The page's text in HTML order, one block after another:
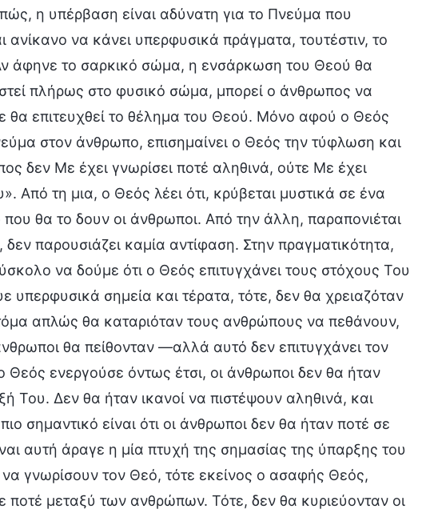
η υπέρβαση είναι αδύνατη για το Πνεύμα που
ανίκανο να κάνει υπερφυσικά πράγματα, τουτέστιν, το
άφηνε το σαρκικό σώμα, η ενσάρκωση του Θεού θα
πλήρως στο φυσικό σώμα, μπορεί ο άνθρωπος να
θα επιτευχθεί το θέλημα του Θεού. Μόνο αφού ο Θεός
στον άνθρωπο, επισημαίνει ο Θεός την τύφλωση και
δεν Με έχει γνωρίσει ποτέ αληθινά, ούτε Με έχει
Από τη μια, ο Θεός λέει ότι, κρύβεται μυστικά σε ένα
θα το δουν οι άνθρωποι. Από την άλλη, παραπονιέται
παρουσιάζει καμία αντίφαση. Στην πραγματικότητα,
να δούμε ότι ο Θεός επιτυγχάνει τους στόχους Του
υπερφυσικά σημεία και τέρατα, τότε, δεν θα χρειαζόταν
απλώς θα καταριόταν τους ανθρώπους να πεθάνουν,
θα πείθονταν —αλλά αυτό δεν επιτυγχάνει τον
ενεργούσε όντως έτσι, οι άνθρωποι δεν θα ήταν
Του. Δεν θα ήταν ικανοί να πιστέψουν αληθινά, και
σημαντικό είναι ότι οι άνθρωποι δεν θα ήταν ποτέ σε
αυτή άραγε η μία πτυχή της σημασίας της ύπαρξης του
γνωρίσουν τον Θεό, τότε εκείνος ο ασαφής Θεός,
μεταξύ των ανθρώπων. Τότε, δεν θα κυριεύονταν οι